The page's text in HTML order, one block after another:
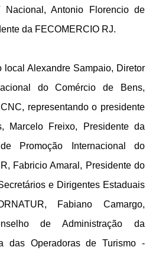
Nacional, Antonio Florencio de
da FECOMERCIO RJ.
local Alexandre Sampaio, Diretor
do Comércio de Bens,
representando o presidente
Marcelo Freixo, Presidente da
Promoção Internacional do
Fabricio Amaral, Presidente do
e Dirigentes Estaduais
Fabiano Camargo,
de Administração da
das Operadoras de Turismo -